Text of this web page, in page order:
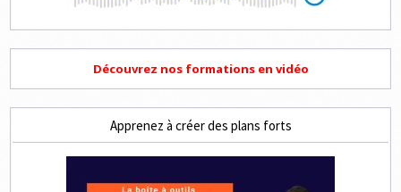
Découvrez nos formations en vidéo
Apprenez à créer des plans forts